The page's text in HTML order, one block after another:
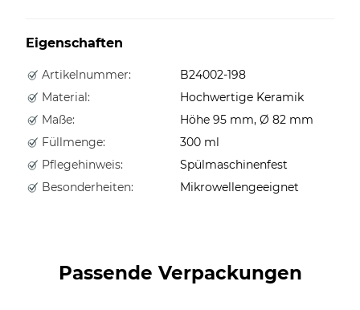
Eigenschaften
Artikelnummer:
B24002-198
Material:
Hochwertige Keramik
Maße:
Höhe 95 mm, Ø 82 mm
Füllmenge:
300 ml
Pflegehinweis:
Spülmaschinenfest
Besonderheiten:
Mikrowellengeeignet
Passende Verpackungen